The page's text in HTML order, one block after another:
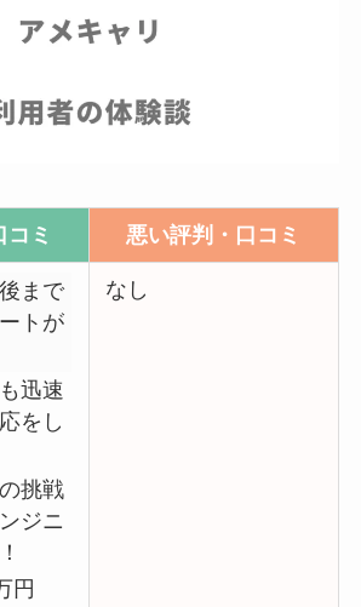
コミ 悪い評判・口コミ
まで
トが
迅速
をし
挑戦
ジニ
円
なし